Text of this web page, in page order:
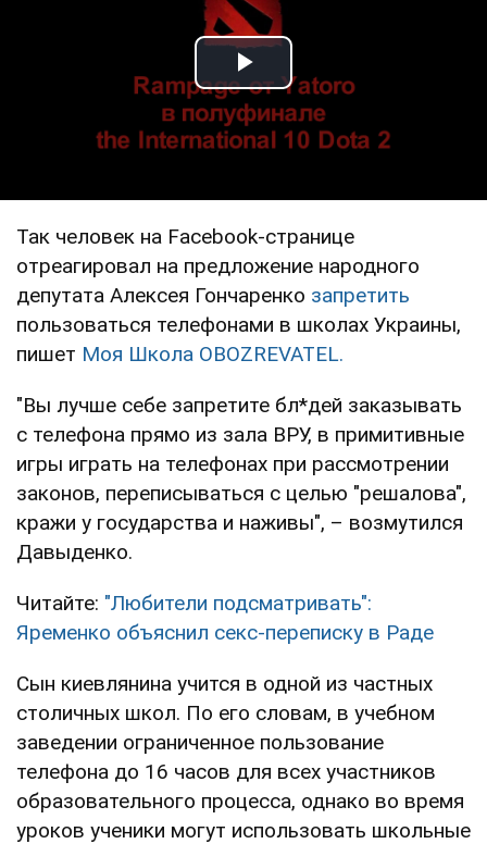
Play Video
Так человек на Facebook-странице
отреагировал на предложение народного
депутата Алексея Гончаренко запретить
пользоваться телефонами в школах Украины,
пишет Моя Школа OBOZREVATEL.
"Вы лучше себе запретите бл*дей заказывать
с телефона прямо из зала ВРУ, в примитивные
игры играть на телефонах при рассмотрении
законов, переписываться с целью "решалова",
кражи у государства и наживы", – возмутился
Давыденко.
Читайте: "Любители подсматривать":
Яременко объяснил секс-переписку в Раде
Сын киевлянина учится в одной из частных
столичных школ. По его словам, в учебном
заведении ограниченное пользование
телефона до 16 часов для всех участников
образовательного процесса, однако во время
уроков ученики могут использовать школьные